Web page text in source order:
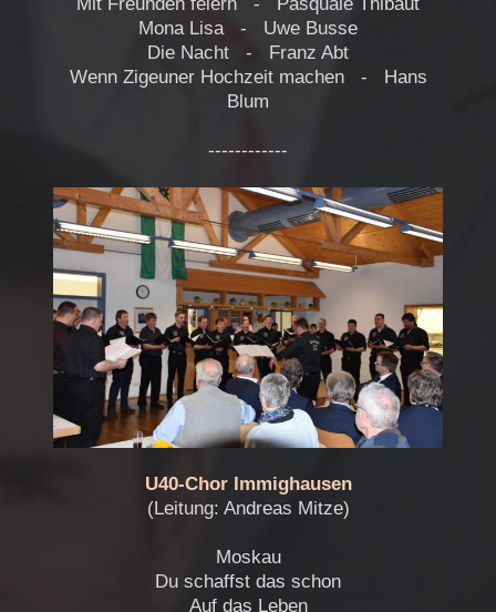
Mona Lisa - Uwe Busse
Die Nacht - Franz Abt
Wenn Zigeuner Hochzeit machen - Hans
Blum
------------
U40-Chor Immighausen
(Leitung: Andreas Mitze)
Moskau
Du schaffst das schon
Auf das Leben